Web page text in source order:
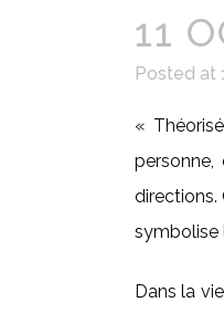
11
Posted at
«
personne,
directions.
symbolise
Dans la